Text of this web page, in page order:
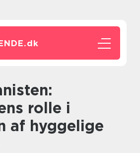
dk
rolle i
af hyggelige